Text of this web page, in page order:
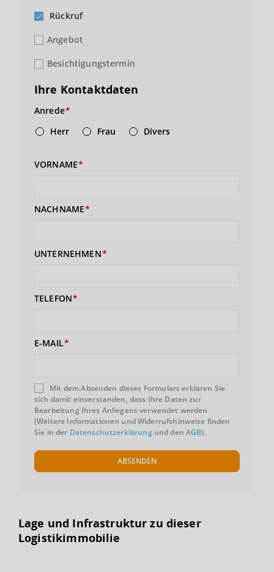
Rückruf
Angebot
Besichtigungstermin
Ihre Kontaktdaten
Anrede
Herr
Frau Divers
VORNAME
NACHNAME
UNTERNEHMEN
TELEFON
E-MAIL
Mit dem Absenden dieses Formulars erklären Sie
sich damit einverstanden, dass Ihre Daten zur
Bearbeitung Ihres Anliegens verwendet werden
(Weitere Informationen und Widerrufshinweise finden
Sie in der Datenschutzerklärungund denAGB).
ABSENDEN
Lage und Infrastruktur zu dieser
Logistikimmobilie